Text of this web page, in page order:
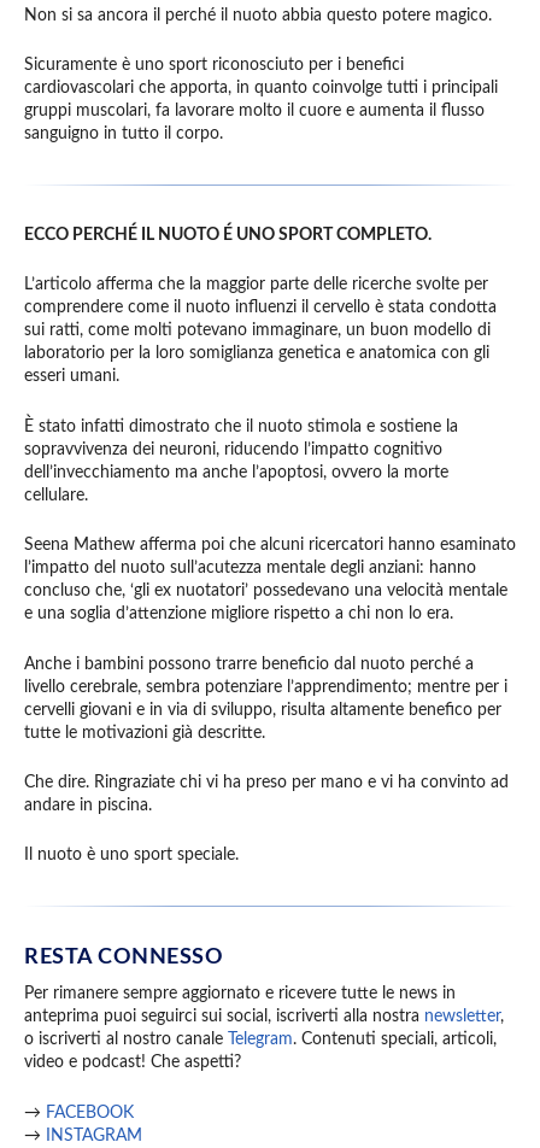
Non si sa ancora il perché il nuoto abbia questo potere magico.
Sicuramente è uno sport riconosciuto per i benefici
cardiovascolari che apporta, in quanto coinvolge tutti i principali
gruppi muscolari, fa lavorare molto il cuore e aumenta il flusso
sanguigno in tutto il corpo.
ECCO PERCHÉ IL NUOTO É UNO SPORT COMPLETO.
L’articolo afferma che la maggior parte delle ricerche svolte per
comprendere come il nuoto influenzi il cervello è stata condotta
sui ratti, come molti potevano immaginare, un buon modello di
laboratorio per la loro somiglianza genetica e anatomica con gli
esseri umani.
È stato infatti dimostrato che il nuoto stimola e sostiene la
sopravvivenza dei neuroni, riducendo l’impatto cognitivo
dell’invecchiamento ma anche l’apoptosi, ovvero la morte
cellulare.
Seena Mathew afferma poi che alcuni ricercatori hanno esaminato
l’impatto del nuoto sull’acutezza mentale degli anziani: hanno
concluso che, ‘gli ex nuotatori’ possedevano una velocità mentale
e una soglia d’attenzione migliore rispetto a chi non lo era.
Anche i bambini possono trarre beneficio dal nuoto perché a
livello cerebrale, sembra potenziare l’apprendimento; mentre per i
cervelli giovani e in via di sviluppo, risulta altamente benefico per
tutte le motivazioni già descritte.
Che dire. Ringraziate chi vi ha preso per mano e vi ha convinto ad
andare in piscina.
Il nuoto è uno sport speciale.
RESTA CONNESSO
Per rimanere sempre aggiornato e ricevere tutte le news in
anteprima puoi seguirci sui social, iscriverti alla nostra newsletter,
o iscriverti al nostro canale
Telegram. Contenuti speciali, articoli,
video e podcast! Che aspetti?
→ FACEBOOK
→ INSTAGRAM